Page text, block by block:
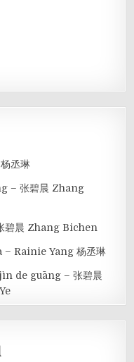
丞琳
– 张碧晨 Zhang
碧晨 Zhang Bichen
Rainie Yang 杨丞琳
de guāng – 张碧晨